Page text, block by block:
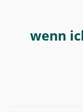
wenn